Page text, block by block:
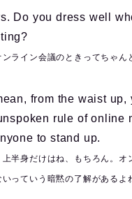
Do you dress well
ライン会議のときってちゃん
from the waist up,
rule of online
to stand up.
上半身だけはね、もちろん。オ
っていう暗黙の了解があるよ